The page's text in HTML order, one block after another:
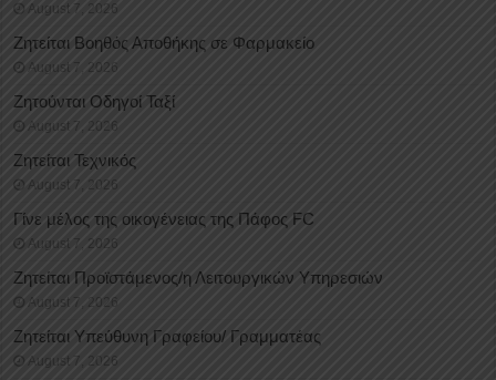
August 7, 2026
Ζητείται Βοηθός Αποθήκης σε Φαρμακείο
August 7, 2026
Ζητούνται Οδηγοί Ταξί
August 7, 2026
Ζητείται Τεχνικός
August 7, 2026
Γίνε μέλος της οικογένειας της Πάφος FC
August 7, 2026
Ζητείται Προϊστάμενος/η Λειτουργικών Υπηρεσιών
August 7, 2026
Ζητείται Υπεύθυνη Γραφείου/ Γραμματέας
August 7, 2026